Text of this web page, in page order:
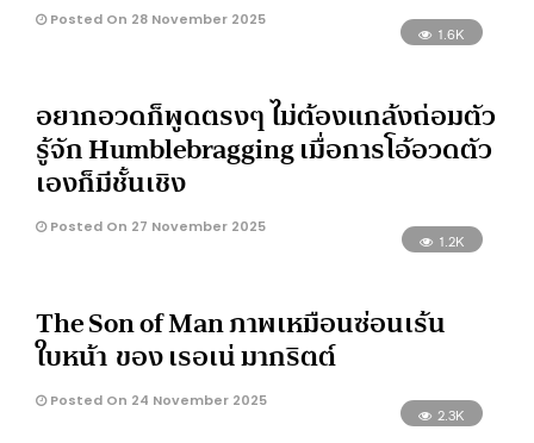
Posted On 28 November 2025
1.6K
อยากอวดก็พูดตรงๆ ไม่ต้องแกล้งถ่อมตัว
รู้จัก Humblebragging เมื่อการโอ้อวดตัว
เองก็มีชั้นเชิง
Posted On 27 November 2025
1.2K
The Son of Man ภาพเหมือนซ่อนเร้น
ใบหน้า ของ เรอเน่ มากริตต์
Posted On 24 November 2025
2.3K